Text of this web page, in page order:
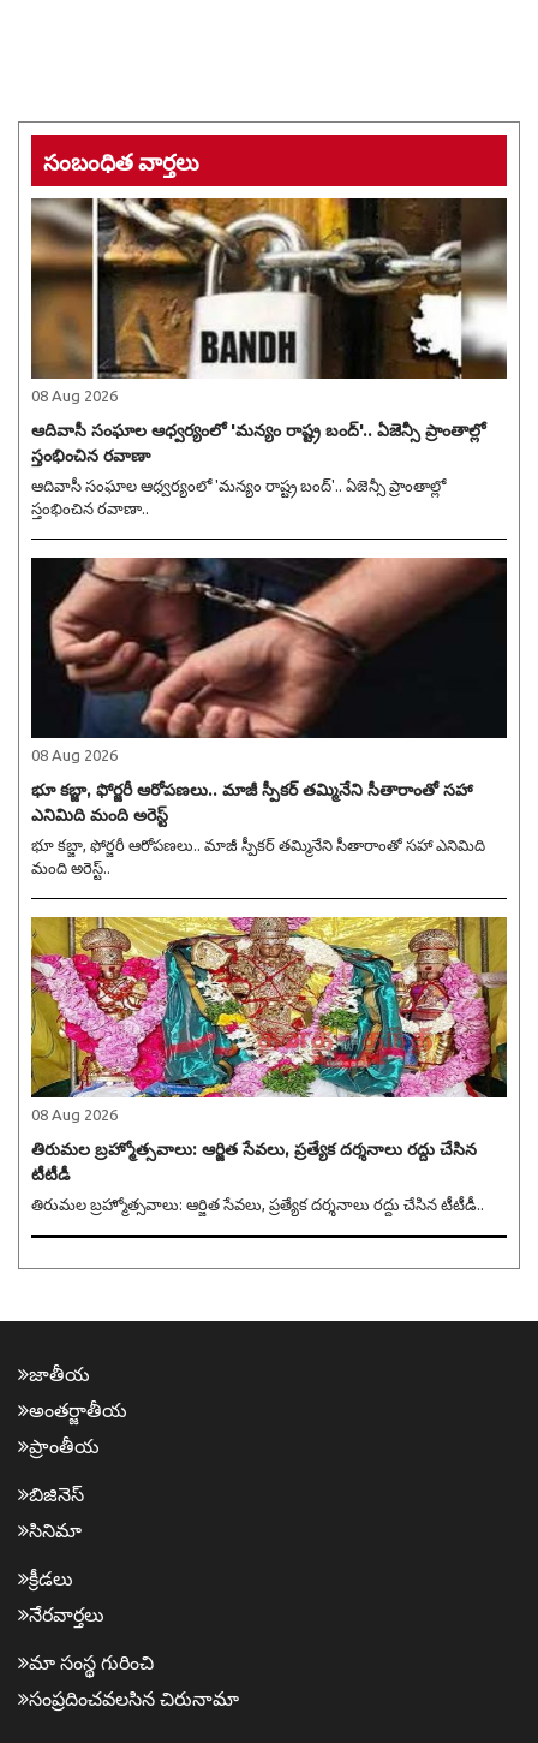
సంబంధిత వార్తలు
08 Aug 2026
ఆదివాసీ సంఘాల ఆధ్వర్యంలో 'మన్యం రాష్ట్ర బంద్'.. ఏజెన్సీ ప్రాంతాల్లో
స్తంభించిన రవాణా
ఆదివాసీ సంఘాల ఆధ్వర్యంలో 'మన్యం రాష్ట్ర బంద్'.. ఏజెన్సీ ప్రాంతాల్లో
స్తంభించిన రవాణా..
08 Aug 2026
భూ కబ్జా, ఫోర్జరీ ఆరోపణలు.. మాజీ స్పీకర్ తమ్మినేని సీతారాంతో సహా
ఎనిమిది మంది అరెస్ట్
భూ కబ్జా, ఫోర్జరీ ఆరోపణలు.. మాజీ స్పీకర్ తమ్మినేని సీతారాంతో సహా ఎనిమిది
మంది అరెస్ట్..
08 Aug 2026
తిరుమల బ్రహ్మోత్సవాలు: ఆర్జిత సేవలు, ప్రత్యేక దర్శనాలు రద్దు చేసిన
టీటీడీ
తిరుమల బ్రహ్మోత్సవాలు: ఆర్జిత సేవలు, ప్రత్యేక దర్శనాలు రద్దు చేసిన టీటీడీ..
జాతీయ
అంత‌ర్జాతీయ
ప్రాంతీయ‌
బిజినెస్
సినిమా
క్రీడ‌లు
నేర‌వార్త‌లు
మా సంస్థ గురించి
సంప్ర‌దించవ‌ల‌సిన‌ చిరునామా